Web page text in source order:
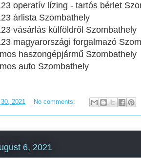
operatív lízing - tartós bérlet
árlista Szombathely
vásárlás külföldről Szombathely
magyarországi forgalmazó
haszongépjármű‎ Szombathely
auto‎ Szombathely
2021 No comments:
6, 2021